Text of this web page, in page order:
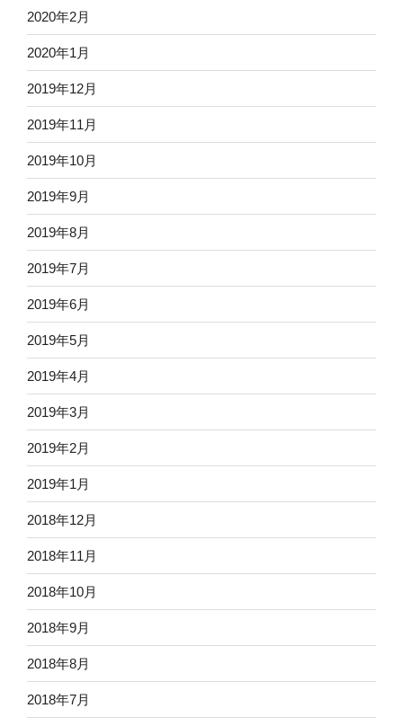
2020年2月
2020年1月
2019年12月
2019年11月
2019年10月
2019年9月
2019年8月
2019年7月
2019年6月
2019年5月
2019年4月
2019年3月
2019年2月
2019年1月
2018年12月
2018年11月
2018年10月
2018年9月
2018年8月
2018年7月